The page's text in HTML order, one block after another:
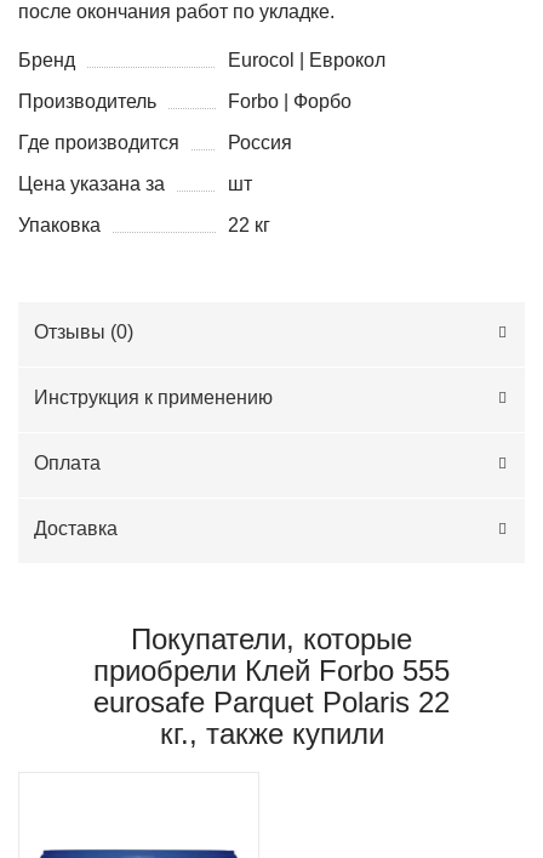
после окончания работ по укладке.
Бренд
Eurocol | Еврокол
Производитель
Forbo | Форбо
Где производится
Россия
Цена указана за
шт
Упаковка
22 кг
Отзывы (0)
Инструкция к применению
Оплата
Доставка
Покупатели, которые
приобрели Клей Forbo 555
eurosafe Parquet Polaris 22
кг., также купили